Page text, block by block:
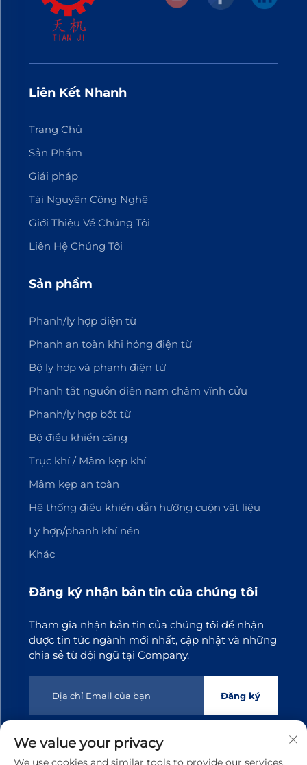
Liên Kết Nhanh
Trang Chủ
Sản Phẩm
Giải pháp
Tài Nguyên Công Nghệ
Giới Thiệu Về Chúng Tôi
Liên Hệ Chúng Tôi
Sản phẩm
Phanh/ly hợp điện từ
Phanh an toàn khi hỏng điện từ
Bộ ly hợp và phanh điện từ
Phanh tắt nguồn điện nam châm vĩnh cửu
Phanh/ly hợp bột từ
Bộ điều khiển căng
Trục khí / Mâm kẹp khí
Mâm kẹp an toàn
Hệ thống điều khiển dẫn hướng cuộn vật liệu
Ly hợp/phanh khí nén
Khác
Đăng ký nhận bản tin của chúng tôi
Tham gia nhận bản tin của chúng tôi để nhận
được tin tức ngành mới nhất, cập nhật và những
chia sẻ từ đội ngũ tại Company.
Đăng ký
Bản quyền © 2025 Công ty TNHH Công nghệ Truyền động
We value your privacy
We use cookies and similar tools to provide our services.